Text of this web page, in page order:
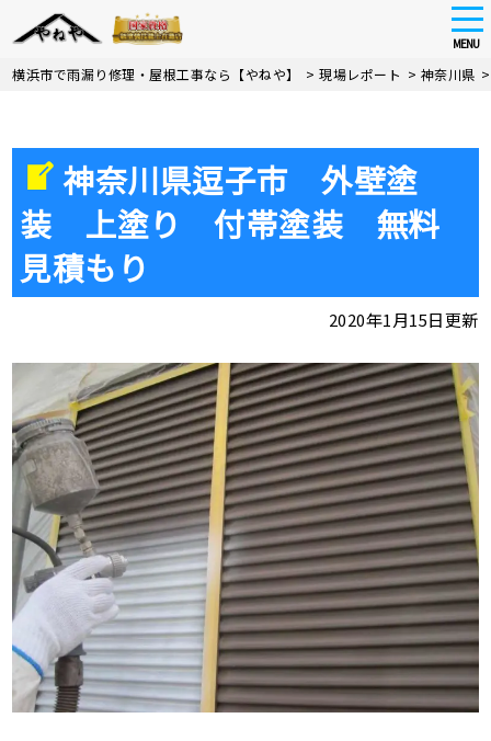
Skip
MENU
横浜市で雨漏り修理・屋根工事なら【やねや】 >現場レポート > 神奈川県
神奈川県逗子市 外壁塗
装 上塗り 付帯塗装 無料
見積もり
2020年1月15日更新